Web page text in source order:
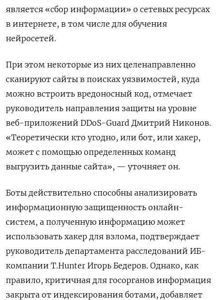
является «сбор информации» о сетевых ресурсах
в интернете, в том числе для обучения
нейросетей.
При этом некоторые из них целенаправленно
сканируют сайты в поисках уязвимостей, куда
можно встроить вредоносный код, отмечает
руководитель направления защиты на уровне
веб-приложений DDoS-Guard Дмитрий Никонов.
«Теоретически кто угодно, или бот, или хакер,
может с помощью определенных команд
выгрузить данные сайта», — уточняет он.
Боты действительно способны анализировать
информационную защищенность онлайн-
систем, а полученную информацию может
использовать хакер для взлома, подтверждает
руководитель департамента расследований ИБ-
компании T.Hunter Игорь Бедеров. Однако, как
правило, критичная для госорганов информация
закрыта от индексирования ботами, добавляет